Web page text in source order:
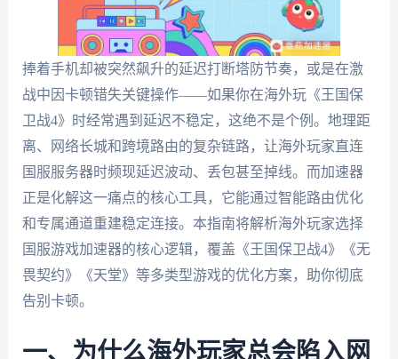
捧着手机却被突然飙升的延迟打断塔防节奏，或是在激
战中因卡顿错失关键操作——如果你在海外玩《王国保
卫战4》时经常遇到延迟不稳定，这绝不是个例。地理距
离、网络长城和跨境路由的复杂链路，让海外玩家直连
国服服务器时频现延迟波动、丢包甚至掉线。而加速器
正是化解这一痛点的核心工具，它能通过智能路由优化
和专属通道重建稳定连接。本指南将解析海外玩家选择
国服游戏加速器的核心逻辑，覆盖《王国保卫战4》《无
畏契约》《天堂》等多类型游戏的优化方案，助你彻底
告别卡顿。
一、为什么海外玩家总会陷入网